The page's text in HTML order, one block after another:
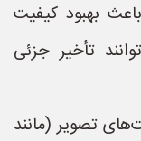
بهبود کیفیت
تأخیر جزئی
تصویر (مانند